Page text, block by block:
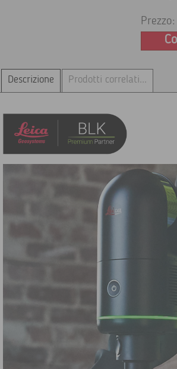
Prezzo:
Descrizione Prodotti correlati...